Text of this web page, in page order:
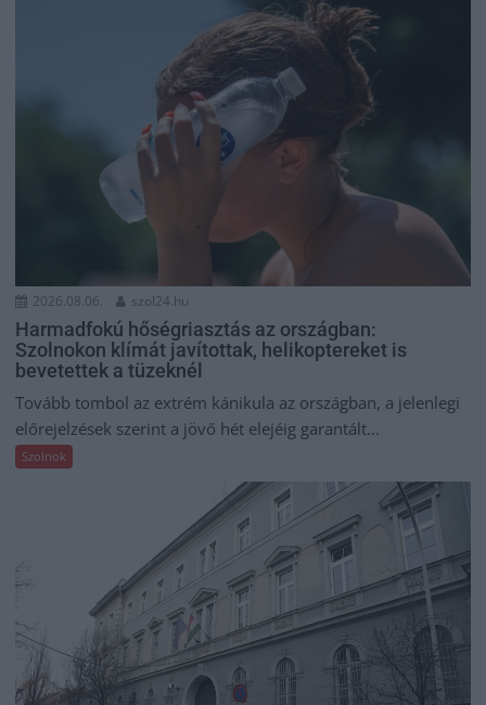
2026.08.06. szol24.hu
Harmadfokú hőségriasztás az országban:
Szolnokon klímát javítottak, helikoptereket is
bevetettek a tüzeknél
Tovább tombol az extrém kánikula az országban, a jelenlegi
előrejelzések szerint a jövő hét elejéig garantált...
Szolnok